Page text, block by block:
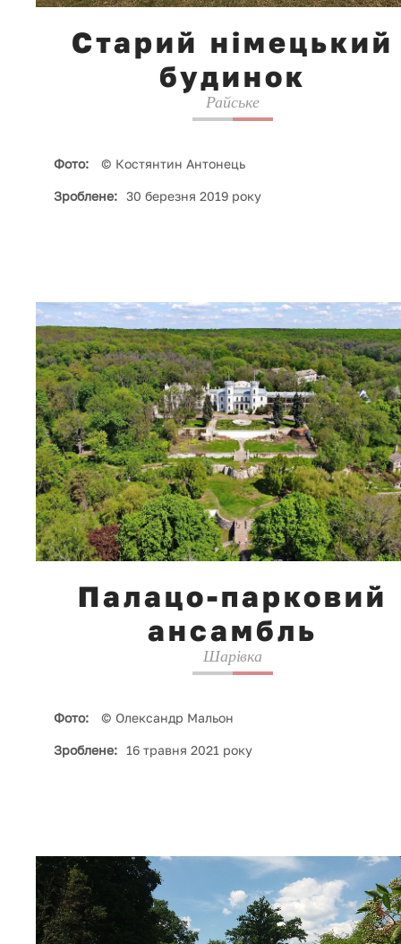
Старий німецький
будинок
Райське
Фото: © Костянтин Антонець
Зроблене: 30 березня 2019 року
Палацо-парковий
ансамбль
Шарівка
Фото: © Олександр Мальон
Зроблене: 16 травня 2021 року